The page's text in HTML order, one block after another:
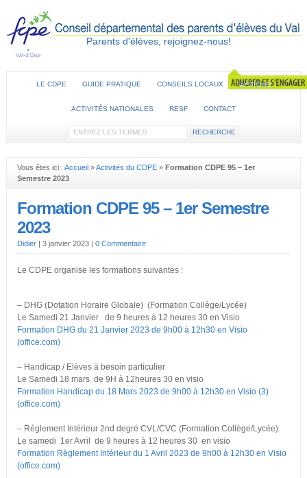
Parents d'élèves, rejoignez-nous!
LE CDPE GUIDE PRATIQUE CONSEILS LOCAUX ACTIONS
ACTIVITÉS NATIONALES RESF CONTACT
Vous êtes ici : Accueil»Activités du CDPE» Formation CDPE 95 – 1er
Semestre 2023
Formation CDPE 95 – 1er Semestre
2023
Didier| 3 janvier 2023 | 0 Commentaire
Le CDPE organise les formations suivantes :
– DHG (Dotation Horaire Globale) (Formation Collège/Lycée)
Le Samedi 21 Janvier de 9 heures à 12 heures 30 en Visio
Formation DHG du 21 Janvier 2023 de 9h00 à 12h30 en Visio
(office.com)
– Handicap / Elèves à besoin particulier
Le Samedi 18 mars de 9H à 12heures 30 en visio
Formation Handicap du 18 Mars 2023 de 9h00 à 12h30 en Visio (3)
(office.com)
– Réglement Intérieur 2nd degré CVL/CVC (Formation Collège/Lycée)
Le samedi 1er Avril de 9 heures à 12 heures 30 en visio
Formation Règlement Intérieur du 1 Avril 2023 de 9h00 à 12h30 en Visio
(office.com)